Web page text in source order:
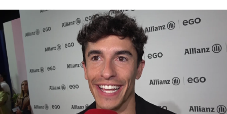
Lucía Rivera bromea cuando le dicen que su
ex Marc Márquez tiene nueva novia: "Hombre
ya era hora, ¿no?"
Lucía Rivera se sincera sobre el amor tóxico y
hay quien cree que habla de Marc Márquez